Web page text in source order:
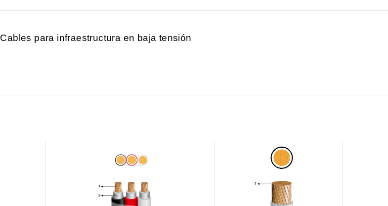
Cables para infraestructura en baja tensión